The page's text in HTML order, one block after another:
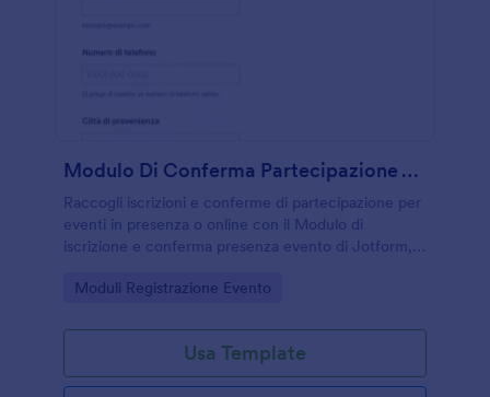
Modulo Di Conferma Partecipazione All'Evento
Raccogli iscrizioni e conferme di partecipazione per
eventi in presenza o online con il Modulo di
iscrizione e conferma presenza evento di Jotform,
gestiscono RSVP e raccolta dati.
Go to Category:
Moduli Registrazione Evento
Usa Template